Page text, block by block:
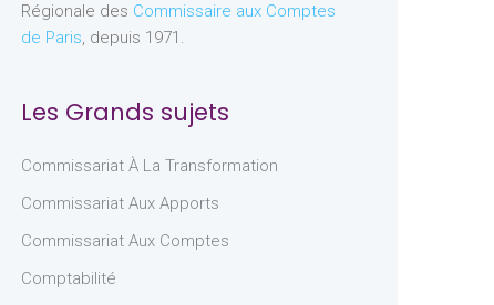
Régionale des Commissaire aux Comptes
de Paris, depuis 1971.
Les Grands sujets
Commissariat À La Transformation
Commissariat Aux Apports
Commissariat Aux Comptes
Comptabilité